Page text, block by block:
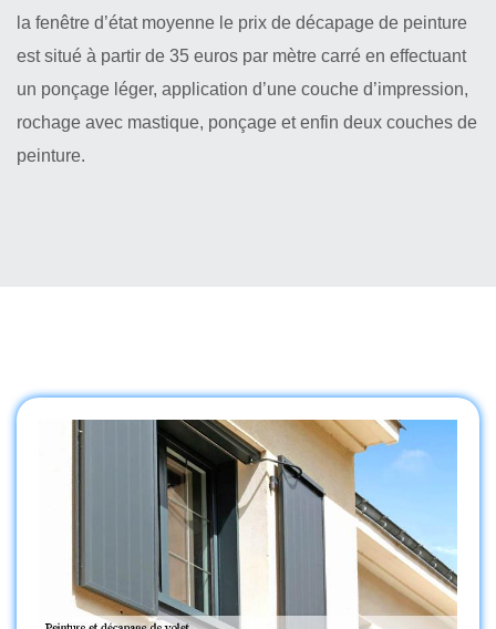
la fenêtre d’état moyenne le prix de décapage de peinture
est situé à partir de 35 euros par mètre carré en effectuant
un ponçage léger, application d’une couche d’impression,
rochage avec mastique, ponçage et enfin deux couches de
peinture.